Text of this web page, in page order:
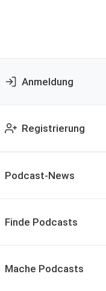
Anmeldung
Registrierung
Podcast-News
Finde Podcasts
Mache Podcasts